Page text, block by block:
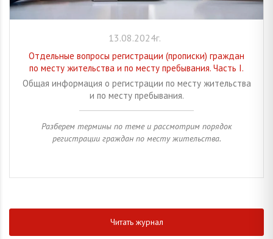
13.08.2024г.
Отдельные вопросы регистрации (прописки) граждан
по месту жительства и по месту пребывания. Часть I.
Общая информация о регистрации по месту жительства
и по месту пребывания.
Разберем термины по теме и рассмотрим порядок
регистрации граждан по месту жительства.
Читать журнал